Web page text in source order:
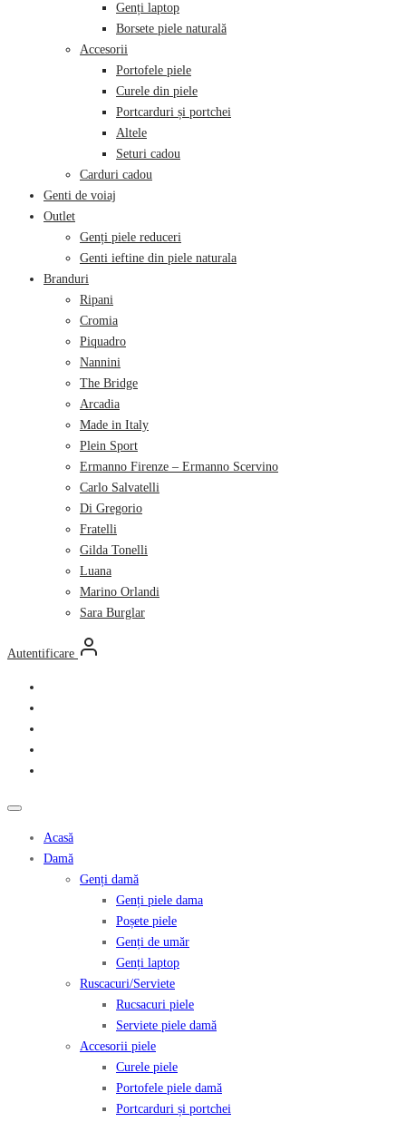
Genți laptop
Borsete piele naturală
Accesorii
Portofele piele
Curele din piele
Portcarduri și portchei
Altele
Seturi cadou
Carduri cadou
Genti de voiaj
Outlet
Genți piele reduceri
Genti ieftine din piele naturala
Branduri
Ripani
Cromia
Piquadro
Nannini
The Bridge
Arcadia
Made in Italy
Plein Sport
Ermanno Firenze – Ermanno Scervino
Carlo Salvatelli
Di Gregorio
Fratelli
Gilda Tonelli
Luana
Marino Orlandi
Sara Burglar
Autentificare
Acasă
Damă
Genți damă
Genți piele dama
Poșete piele
Genți de umăr
Genți laptop
Ruscacuri/Serviete
Rucsacuri piele
Serviete piele damă
Accesorii piele
Curele piele
Portofele piele damă
Portcarduri și portchei